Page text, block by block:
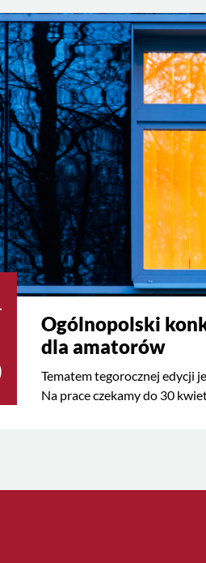
Ogólnopolski
dla amatorów
Tematem tegorocznej edycji
Na prace czekamy do 30